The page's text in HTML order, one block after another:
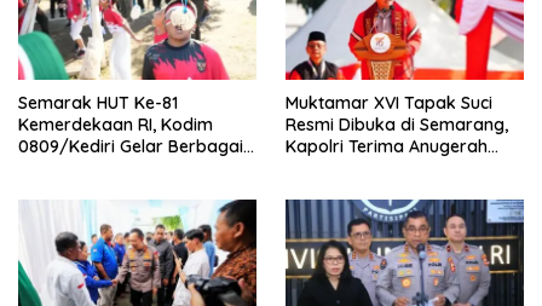
Semarak HUT Ke-81
Kemerdekaan RI, Kodim
0809/Kediri Gelar Berbagai
Muktamar XVI Tapak Suci
Resmi Dibuka di Semarang,
Kapolri Terima Anugerah